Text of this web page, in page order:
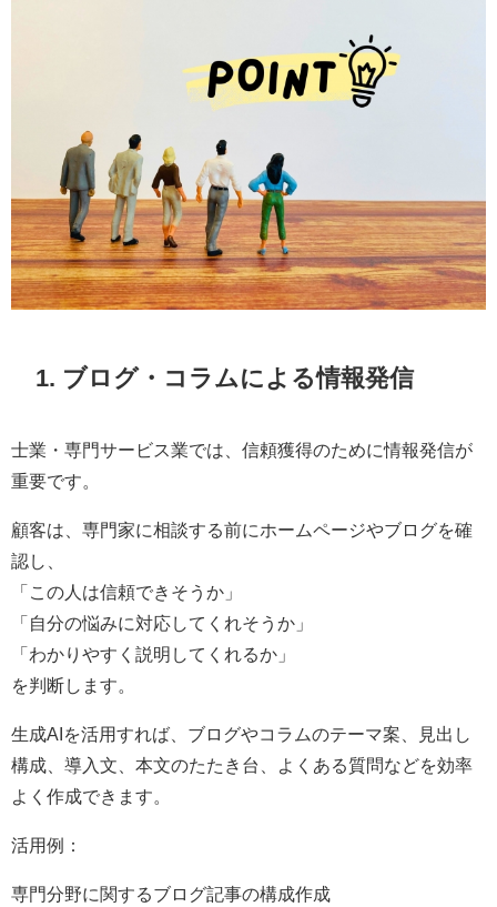
1. ブログ・コラムによる情報発信
士業・専門サービス業では、信頼獲得のために情報発信が
重要です。
顧客は、専門家に相談する前にホームページやブログを確
認し、
「この人は信頼できそうか」
「自分の悩みに対応してくれそうか」
「わかりやすく説明してくれるか」
を判断します。
生成AIを活用すれば、ブログやコラムのテーマ案、見出し
構成、導入文、本文のたたき台、よくある質問などを効率
よく作成できます。
活用例：
専門分野に関するブログ記事の構成作成